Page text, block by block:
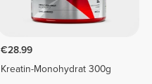
€28.99
Kreatin-Monohydrat 300g